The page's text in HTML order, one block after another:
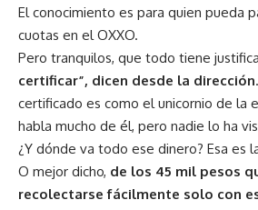
El conocimiento es para quien pueda
cuotas en el OXXO.
Pero tranquilos, que todo tiene
certificar”, dicen desde la dirección
certificado es como el unicornio de la
habla mucho de él, pero nadie lo ha
¿Y dónde va todo ese dinero? Esa es
O mejor dicho, de los 45 mil pesos
recolectarse fácilmente solo con